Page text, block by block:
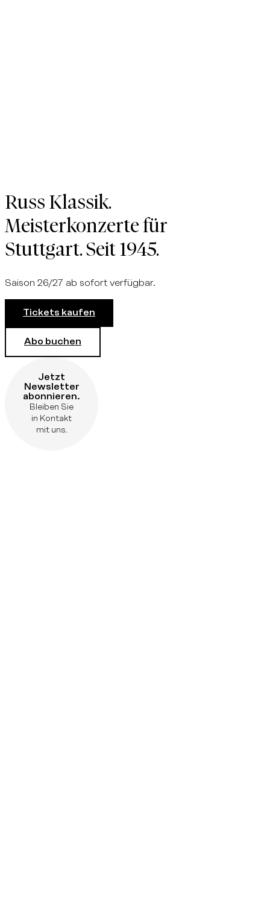
Russ Klassik.
Meisterkonzerte für
Stuttgart. Seit 1945.
Saison 26/27 ab sofort verfügbar.
Tickets kaufen
Abo buchen
Jetzt
Newsletter
abonnieren.
Bleiben Sie
in Kontakt
mit uns.